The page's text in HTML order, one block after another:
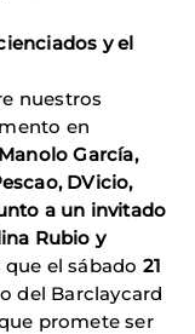
y el
nuestros
en
García,
DVicio,
a un invitado
Rubio y
que el sábado 21
del Barclaycard
promete ser